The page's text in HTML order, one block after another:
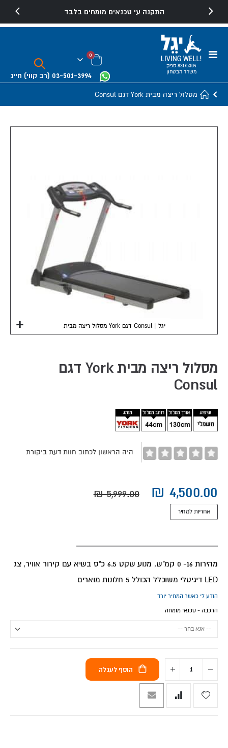
התקנה עי טכנאים מומחים בלבד
Toggle
83175304 ספק
משרד הבטחון
03-501-3994 (רב קווי) חייג
Cart
0פריטים
מסלול ריצה מבית York דגם Consul
מסלול ריצה מבית York דגם Consul | יגל
beginning
gallery
מסלול ריצה מבית York דגם
Consul
היה הראשון לכתוב חוות דעת ביקורת
‏5,999.00 ₪
אחריות למחיר
מהירות 16- 0 קמ"ש, מנוע שקט 6.5 כ"ס בשיא עם קירור אוויר, צג
LED דיגיטלי משוכלל הכולל 5 חלונות מוארים
הודע לי כאשר המחיר יורד
הרכבה - טכנאי מומחה
הוסף לעגלה